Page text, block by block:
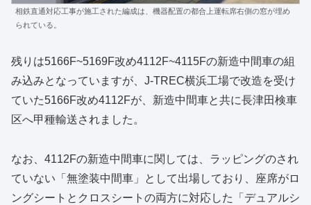
相鉄直通対応工事が施工された編成は、機器配置の都合上運転席右側の窓が埋め
られている。
残りは5166F~5169F改め4112F~4115Fの新造中間車の組
み込みとなっていますが、J-TREC横浜工場で改造を受け
ていた5166F改め4112Fが、新造中間車と共に長津田検車
区へ甲種輸送されました。
なお、4112Fの新造中間車に関しては、ラッピングのされ
ていない「無塗装中間車」として出場しており、座席がロ
ングシートとクロスシートの両方に対応した「デュアルシ